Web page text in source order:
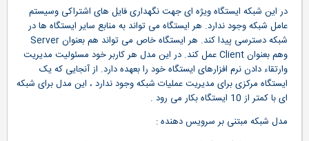
در اين شبکه ايستگاه ويژه ای جهت نگهداری فايل های اشتراکی وسيستم
عامل شبکه وجود ندارد. هر ايستگاه می تواند به منابع ساير ايستگاه ها در
شبکه دسترسی پيدا کند. هر ايستگاه خاص می تواند هم بعنوان Server
وهم بعنوان Client عمل کند. در اين مدل هر کاربر خود مسئوليت مديريت
وارتقاء دادن نرم افزارهای ايستگاه خود را بعهده دارد. از آنجايی که يک
ايستگاه مرکزی برای مديريت عمليات شبکه وجود ندارد ، اين مدل برای شبکه
ای با کمتر از 10 ايستگاه بکار می رود .
مدل شبکه مبتنی بر سرويس دهنده :